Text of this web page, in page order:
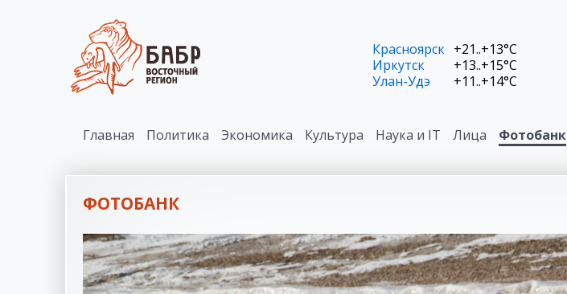
Красноярск +21..+13°C
Иркутск
+13..+15°C
Улан-Удэ
+11..+14°C
Главная Политика Экономика Культура Наука и IT Лица Фотобанк
ФОТОБАНК